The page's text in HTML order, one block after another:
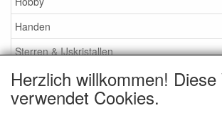
Handen
Sterren & IJskristallen
Information
Herzlich willkommen!
verwendet Cookies.